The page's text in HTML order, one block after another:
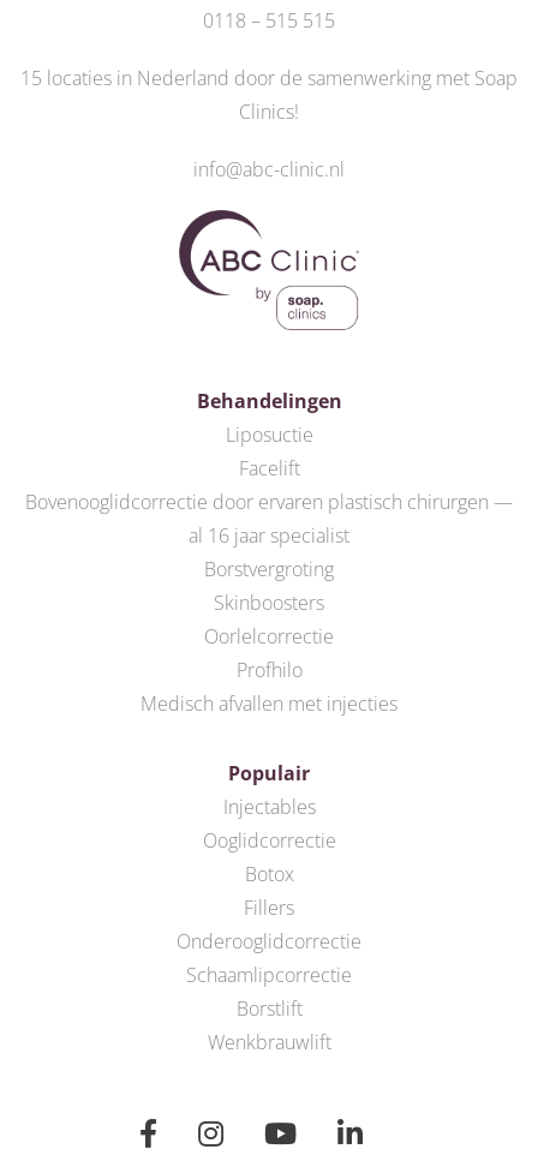
0118 – 515 515
15 locaties in Nederland door de samenwerking met Soap
Clinics!
info@abc-clinic.nl
Behandelingen
Liposuctie
Facelift
Bovenooglidcorrectie door ervaren plastisch chirurgen —
al 16 jaar specialist
Borstvergroting
Skinboosters
Oorlelcorrectie
Profhilo
Medisch afvallen met injecties
Populair
Injectables
Ooglidcorrectie
Botox
Fillers
Onderooglidcorrectie
Schaamlipcorrectie
Borstlift
Wenkbrauwlift